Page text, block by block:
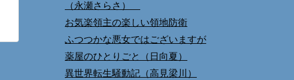
（永瀬さらさ）
お気楽領主の楽しい領地防衛
ふつつかな悪女ではございますが
薬屋のひとりごと（日向夏）
異世界転生騒動記（高見梁川）